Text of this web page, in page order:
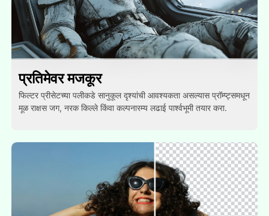
प्रतिमेवर मजकूर
फिल्टर प्रीसेटच्या पलीकडे सानुकूल दृश्यांची आवश्यकता असल्यास प्रॉम्प्ट्समधून
मूळ राक्षस जग, नरक किल्ले किंवा कल्पनारम्य लढाई पार्श्वभूमी तयार करा.